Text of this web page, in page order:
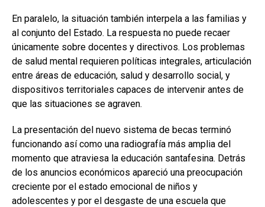
En paralelo, la situación también interpela a las familias y
al conjunto del Estado. La respuesta no puede recaer
únicamente sobre docentes y directivos. Los problemas
de salud mental requieren políticas integrales, articulación
entre áreas de educación, salud y desarrollo social, y
dispositivos territoriales capaces de intervenir antes de
que las situaciones se agraven.
La presentación del nuevo sistema de becas terminó
funcionando así como una radiografía más amplia del
momento que atraviesa la educación santafesina. Detrás
de los anuncios económicos apareció una preocupación
creciente por el estado emocional de niños y
adolescentes y por el desgaste de una escuela que